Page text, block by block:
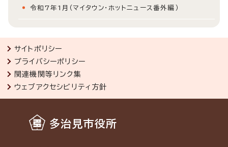
令和7年1月（マイタウン・ホットニュース番外編）
サイトポリシー
プライバシーポリシー
関連機関等リンク集
ウェブアクセシビリティ方針
多治見市役所